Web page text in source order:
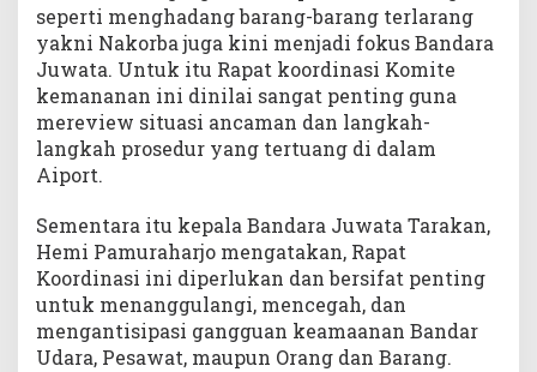
seperti menghadang barang-barang terlarang
yakni Nakorba juga kini menjadi fokus Bandara
Juwata. Untuk itu Rapat koordinasi Komite
kemananan ini dinilai sangat penting guna
mereview situasi ancaman dan langkah-
langkah prosedur yang tertuang di dalam
Aiport.
Sementara itu kepala Bandara Juwata Tarakan,
Hemi Pamuraharjo mengatakan, Rapat
Koordinasi ini diperlukan dan bersifat penting
untuk menanggulangi, mencegah, dan
mengantisipasi gangguan keamaanan Bandar
Udara, Pesawat, maupun Orang dan Barang.